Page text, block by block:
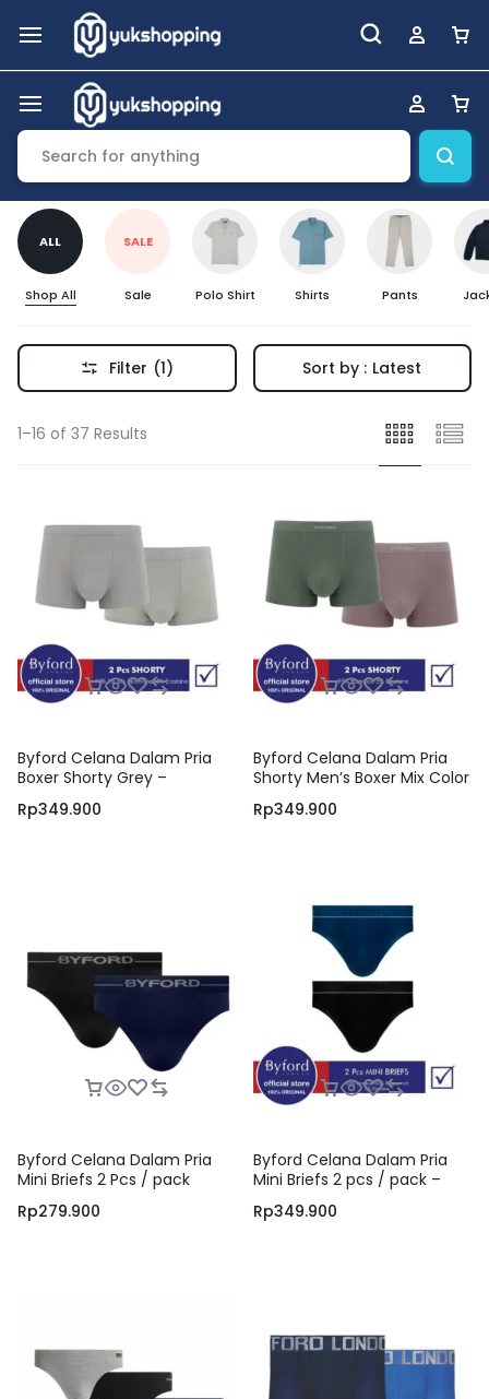
ALL
Shop All
SALE
Sale Polo Shirt Shirts Pants
Filter (1) Sort by : Latest
1–16 of 37 Results
Byford Celana Dalam Pria
Boxer Shorty Grey –
Rp349.900
Byford Celana Dalam Pria
Shorty Men’s Boxer Mix Color
Rp349.900
Byford Celana Dalam Pria
Mini Briefs 2 Pcs / pack
Rp279.900
Byford Celana Dalam Pria
Mini Briefs 2 pcs / pack –
Rp349.900